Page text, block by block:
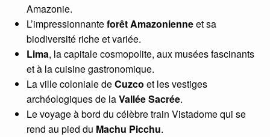
Amazonie.
L’impressionnanteforêt Amazonienneet sa
biodiversité riche et variée.
Lima, la capitale cosmopolite, aux musées fascinants
et à la cuisine gastronomique.
La ville coloniale deCuzco et les vestiges
archéologiques de laVallée Sacrée.
Le voyage à bord du célèbre train Vistadome qui se
rend au pied du Machu Picchu.